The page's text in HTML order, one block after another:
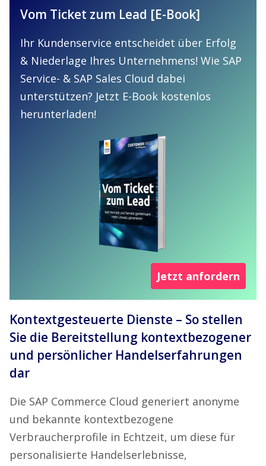
Vom Ticket zum Lead [E-Book]
Ihr Kundenservice entscheidet über Erfolg
& Niederlage Ihres Unternehmens! Wie SAP
Service- & SAP Sales Cloud dabei
unterstützen? Jetzt E-Book kostenlos
herunterladen!
Jetzt anfordern
Kontextgesteuerte Dienste – So stellen
Sie die Bereitstellung kontextbezogener
und persönlicher Handelserfahrungen
dar
Die SAP Commerce Cloud generiert anonyme
und bekannte kontextbezogene
Verbraucherprofile in Echtzeit, um diese für
personalisierte Handelserlebnisse,